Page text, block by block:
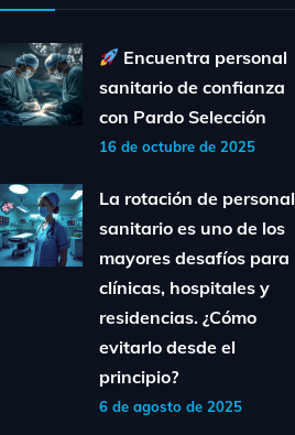
Encuentra personal
sanitario de confianza
con Pardo Selección
16 de octubre de 2025
La rotación de personal
sanitario es uno de los
mayores desafíos para
clínicas, hospitales y
residencias. ¿Cómo
evitarlo desde el
principio?
6 de agosto de 2025